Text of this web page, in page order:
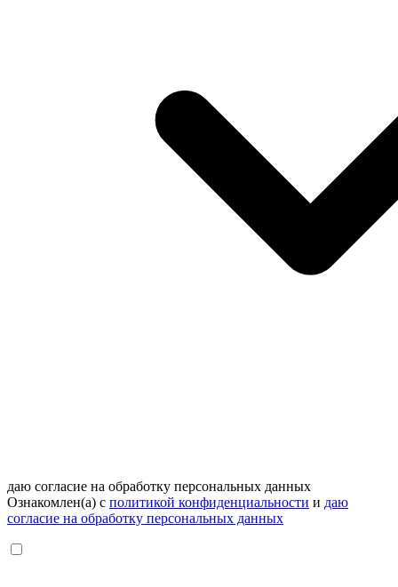
даю согласие на обработку персональных данных
Ознакомлен(а) с политикой конфиденциальности и даю
согласие на обработку персональных данных